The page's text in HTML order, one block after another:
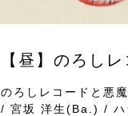
【昼】のろし
のろしレコードと悪
/ 宮坂 洋生(Ba.) / ハ